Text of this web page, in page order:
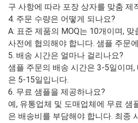
구 사항에 따라 포장 상자를 맞춤 제
4. 주문 수량은 어떻게 되나요?
A: 표준 제품의 MOQ는 10개이며,
사전에 협의해야 합니다. 샘플 주문
5. 배송 시간은 얼마나 걸리나요?
샘플 주문의 배송 시간은 3-5일이며
은 5-15일입니다.
6. 무료 샘플을 제공하나요?
예, 유통업체 및 도매업체에 무료 샘
은 배송비를 부담해야 합니다. 최종